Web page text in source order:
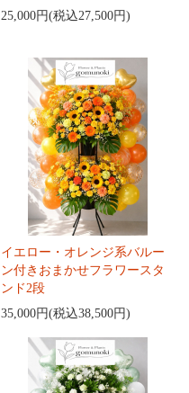
25,000円(税込27,500円)
イエロー・オレンジ系バルー
ン付きおまかせフラワースタ
ンド2段
35,000円(税込38,500円)